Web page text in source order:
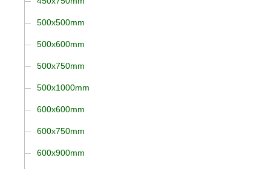
500x500mm
500x600mm
500x750mm
500x1000mm
600x600mm
600x750mm
600x900mm